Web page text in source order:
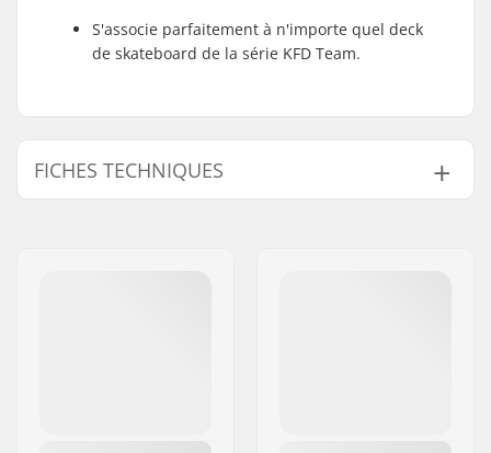
S'associe parfaitement à n'importe quel deck
de skateboard de la série KFD Team.
FICHES TECHNIQUES